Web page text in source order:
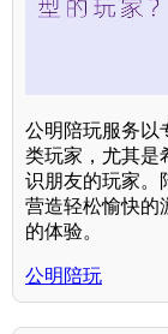
公明陪玩服务以
类玩家，尤其是
识朋友的玩家。
营造轻松愉快的
的体验。
公明陪玩